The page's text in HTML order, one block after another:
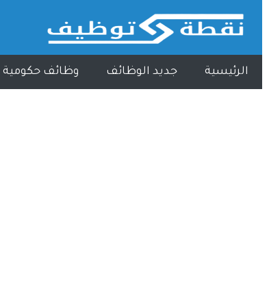
الرئيسية جديد الوظائف وظائف حكومية